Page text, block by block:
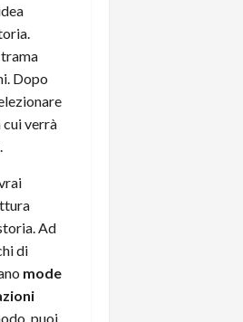
Dopo
cui verrà
Ad
di
mode
puoi